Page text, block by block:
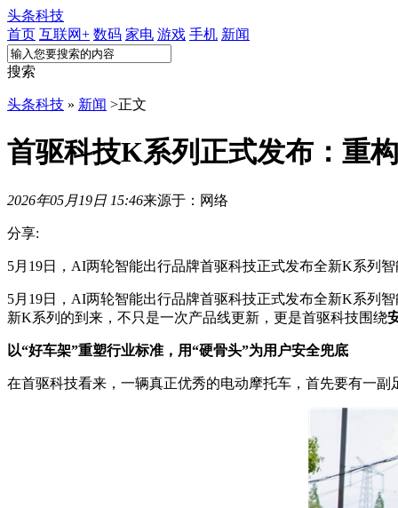
头条科技
首页 互联网+ 数码 家电 游戏 手机 新闻
搜索
头条科技 » 新闻 >正文
首驱科技K系列正式发布：重
2026年05月19日 15:46来源于：网络
分享:
5月19日，AI两轮智能出行品牌首驱科技正式发布全新K系列
5月19日，AI两轮智能出行品牌首驱科技正式发布全新K系列
新K系列的到来，不只是一次产品线更新，更是首驱科技围绕
以“好车架”重塑行业标准，用“硬骨头”为用户安全兜底
在首驱科技看来，一辆真正优秀的电动摩托车，首先要有一